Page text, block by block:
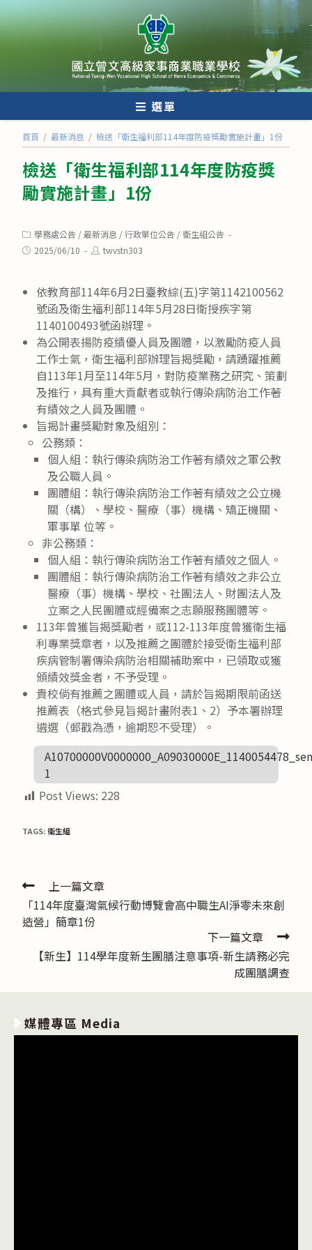
跳
轉
至
內
選單
首頁 / 最新消息 / 檢送「衛生福利部114年度防疫獎勵實施計畫」1份
檢送「衛生福利部114年度防疫獎
勵實施計畫」1份
Post
category:
學務處公告 /最新消息 /行政單位公告 /衛生組公告
Post2025/06/10
Posttwvstn303
依教育部114年6月2日臺教綜(五)字第1142100562
號函及衛生福利部114年5月28日衛授疾字第
1140100493號函辦理。
為公開表揚防疫績優人員及團體，以激勵防疫人員
工作士氣，衛生福利部辦理旨揭獎勵，請踴躍推薦
自113年1月至114年5月，對防疫業務之研究、策劃
及推行，具有重大貢獻者或執行傳染病防治工作著
有績效之人員及團體。
旨揭計畫獎勵對象及組別：
公務類：
個人組：執行傳染病防治工作著有績效之軍公教
及公職人員。
團體組：執行傳染病防治工作著有績效之公立機
關（構）、學校、醫療（事）機構、矯正機關、
軍事單 位等。
非公務類：
個人組：執行傳染病防治工作著有績效之個人。
團體組：執行傳染病防治工作著有績效之非公立
醫療（事）機構、學校、社團法人、財團法人及
立案之人民團體或經備案之志願服務團體等。
113年曾獲旨揭獎勵者，或112-113年度曾獲衛生福
利專業獎章者，以及推薦之團體於接受衛生福利部
疾病管制署傳染病防治相關補助案中，已領取或獲
頒績效獎金者，不予受理。
貴校倘有推薦之團體或人員，請於旨揭期限前函送
推薦表（格式參見旨揭計畫附表1、2）予本署辦理
遴選（郵戳為憑，逾期恕不受理）。
1
Post Views: 228
TAGS:衛生組
Read
more
articles
上一篇文章
「114年度臺灣氣候行動博覽會高中職生AI淨零未來創
造營」簡章1份
下一篇文章
【新生】114學年度新生團膳注意事項-新生請務必完
成團膳調查
媒體專區 Media